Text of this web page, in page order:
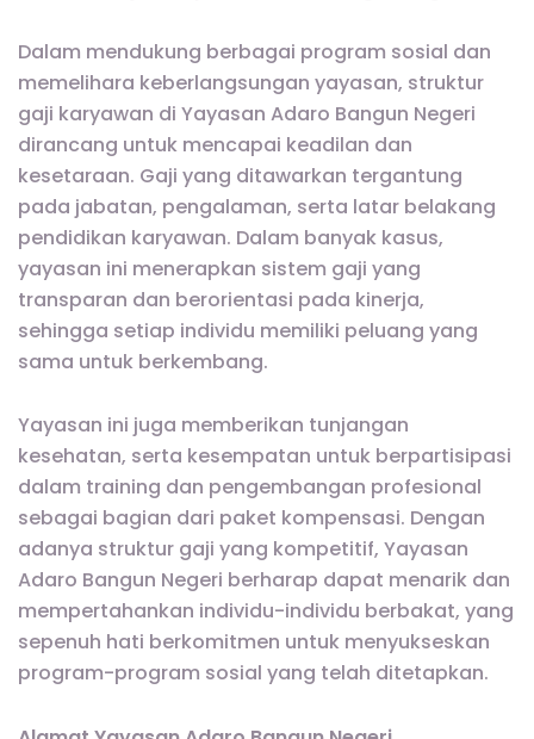
Dalam mendukung berbagai program sosial dan
memelihara keberlangsungan yayasan, struktur
gaji karyawan di Yayasan Adaro Bangun Negeri
dirancang untuk mencapai keadilan dan
kesetaraan. Gaji yang ditawarkan tergantung
pada jabatan, pengalaman, serta latar belakang
pendidikan karyawan. Dalam banyak kasus,
yayasan ini menerapkan sistem gaji yang
transparan dan berorientasi pada kinerja,
sehingga setiap individu memiliki peluang yang
sama untuk berkembang.
Yayasan ini juga memberikan tunjangan
kesehatan, serta kesempatan untuk berpartisipasi
dalam training dan pengembangan profesional
sebagai bagian dari paket kompensasi. Dengan
adanya struktur gaji yang kompetitif, Yayasan
Adaro Bangun Negeri berharap dapat menarik dan
mempertahankan individu-individu berbakat, yang
sepenuh hati berkomitmen untuk menyukseskan
program-program sosial yang telah ditetapkan.